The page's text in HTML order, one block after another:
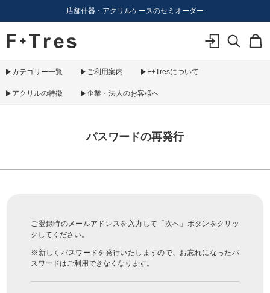
F+Tres｜エフ プラス トレス｜material figure experience
店舗什器・アクリルケースのセミオーダー
カテゴリー一覧 ご利用案内 F+Tresについて
アクリルの特徴 企業・法人のお客様へ
パスワードの再発行
ご登録時のメールアドレスを入力して「次へ」ボタンをクリッ
クしてください。
※新しくパスワードを発行いたしますので、お忘れになったパ
スワードはご利用できなくなります。